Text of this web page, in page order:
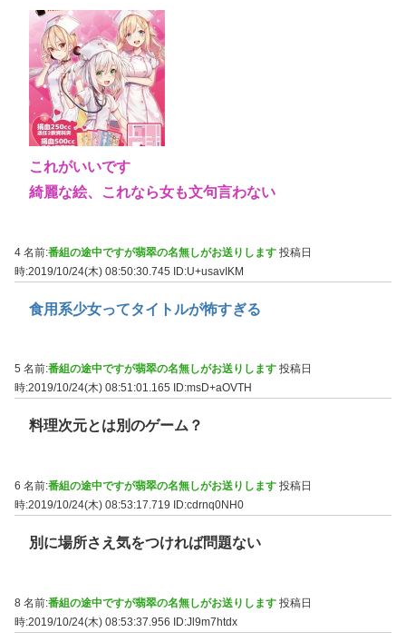
これがいいです
綺麗な絵、これなら女も文句言わない
4 名前:番組の途中ですが翡翠の名無しがお送りします 投稿日
時:2019/10/24(木) 08:50:30.745 ID:U+usavIKM
食用系少女ってタイトルが怖すぎる
5 名前:番組の途中ですが翡翠の名無しがお送りします 投稿日
時:2019/10/24(木) 08:51:01.165
ID:msD+aOVTH
料理次元とは別のゲーム？
6 名前:番組の途中ですが翡翠の名無しがお送りします 投稿日
時:2019/10/24(木) 08:53:17.719
ID:cdrnq0NH0
別に場所さえ気をつければ問題ない
8 名前:番組の途中ですが翡翠の名無しがお送りします 投稿日
時:2019/10/24(木) 08:53:37.956 ID:Jl9m7htdx